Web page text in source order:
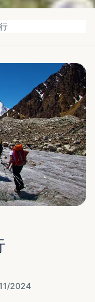
2024